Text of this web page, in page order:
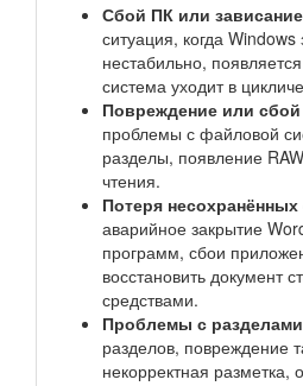
Сбой ПК или
ситуация, когда Windows
нестабильно,
система уходит в
Повреждение или сбой
проблемы с файловой
разделы, появление
чтения.
Потеря
аварийное закрытие
программ, сбои
восстановить документ
средствами.
Проблемы с
разделов, повреждение
некорректная разметка,